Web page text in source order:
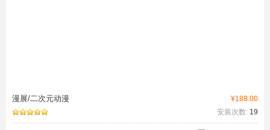
¥188.00
漫展/二次元动漫
安装次数: 19